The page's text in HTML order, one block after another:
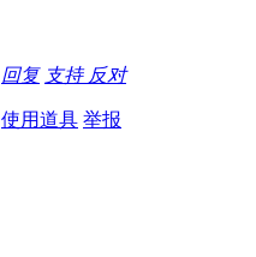
回复 支持 反对
使用道具 举报